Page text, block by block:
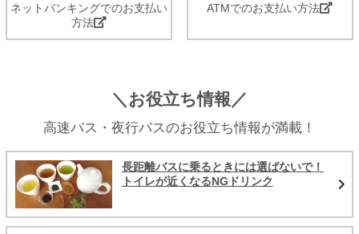
ネットバンキングでのお支払い
方法
ATMでのお支払い方法
＼お役立ち情報／
高速バス・夜行バスのお役立ち情報が満載！
長距離バスに乗るときには選ばないで！
トイレが近くなるNGドリンク